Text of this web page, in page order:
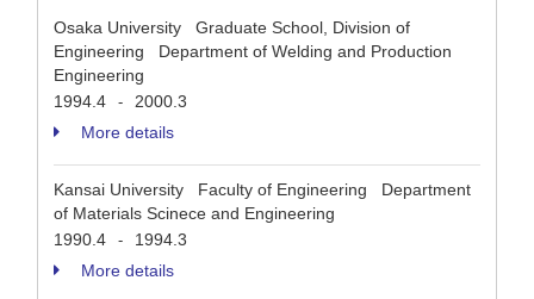
Osaka University Graduate School, Division of
Engineering Department of Welding and Production
Engineering
1994.4
-
2000.3
More details
Kansai University Faculty of Engineering Department
of Materials Scinece and Engineering
1990.4
-
1994.3
More details